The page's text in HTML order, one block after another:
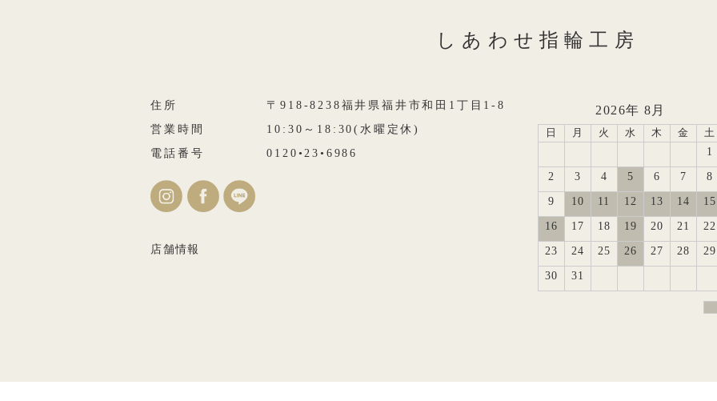
しあわせ指輪工房
住所
〒918-8238福井県福井市和田1丁目1-8
営業時間
10:30～18:30(水曜定休)
電話番号
0120•23•6986
店舗情報
2026年 8月
日 月 火 水 木 金 土
1
2 3 4 5 6 7 8
9 10 11 12 13 14 15
16 17 18 19 20 21 22
23 24 25 26 27 28 29
30 31